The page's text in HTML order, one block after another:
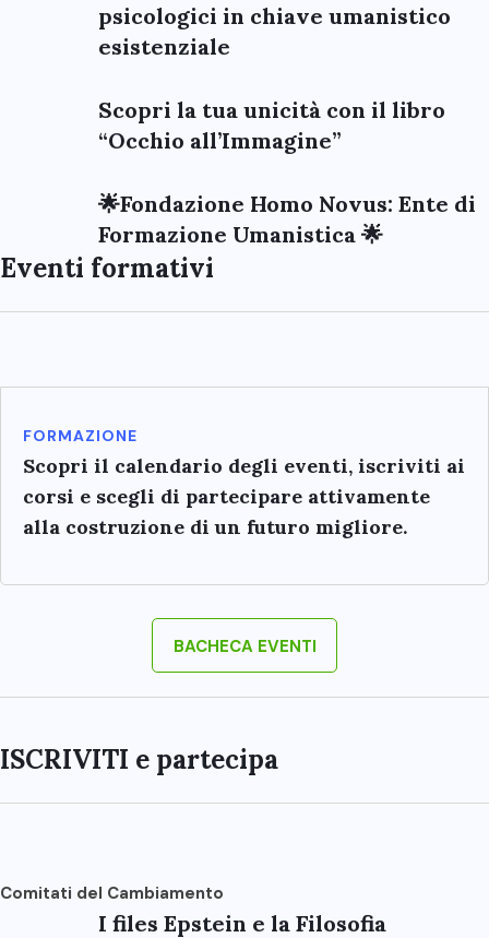
psicologici in chiave umanistico
esistenziale
Scopri la tua unicità con il libro
“Occhio all’Immagine”
🌟Fondazione Homo Novus: Ente di
Formazione Umanistica 🌟
Eventi formativi
FORMAZIONE
Scopri il calendario degli eventi, iscriviti ai
corsi e scegli di partecipare attivamente
alla costruzione di un futuro migliore.
BACHECA EVENTI
ISCRIVITI e partecipa
Comitati del Cambiamento
I files Epstein e la Filosofia